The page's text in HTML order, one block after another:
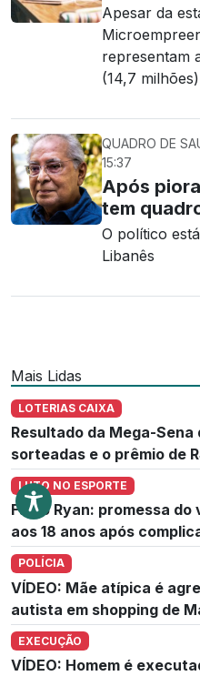
Apesar da
representam
(14,7
QUADRO DE
15:37
Após
tem
O político
Libanês
Mais Lidas
LOTERIAS CAIXA
Resultado da Mega-
sorteadas e o prêmio de
LUTO NO ESPORTE
Fábio Ryan: promessa
aos 18 anos após
POLÍCIA
VÍDEO: Mãe atípica é
autista em shopping de
EXECUÇÃO
VÍDEO: Homem é